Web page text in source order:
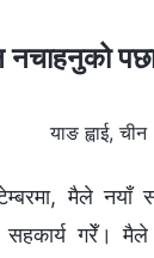
याङ ह्वाई, चीन
मैले नयाँ
गरेँ। मैले